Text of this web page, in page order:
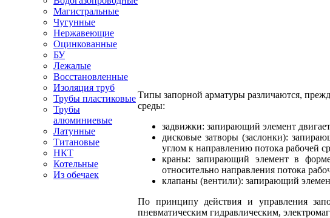
Магистральные
Чугунные
Нержавеющие
Оцинкованные
БУ
Лежалые
Восстановленные
Изоляция труб
Трубы пластиковые
Трубы
алюминиевые
Латунные
Титановые
НКТ
Котельные
Из обечаек
Типы запорной арматуры различаются,
среды:
задвижки: запирающий элемент
дисковые затворы (заслонки):
углом к направлению потока рабочей
краны: запирающий элемент в
относительно направления потока
клапаны (вентили): запирающий
По принципу действия и управления
пневматическим гидравлическим,